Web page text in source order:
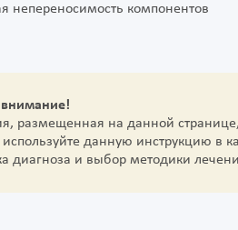
непереносимость компонентов
размещенная на данной
данную инструкцию в
диагноза и выбор методики